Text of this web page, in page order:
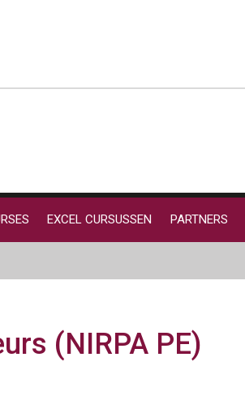
EXCEL CURSUSSEN PARTNERS
(NIRPA PE)